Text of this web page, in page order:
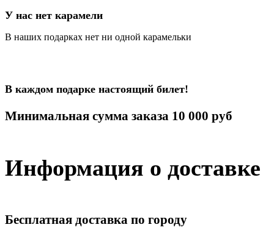
У нас нет карамели
В наших подарках нет ни одной карамельки
В каждом подарке настоящий билет!
Минимальная сумма заказа 10 000 руб
Информация о доставке
Бесплатная доставка по городу